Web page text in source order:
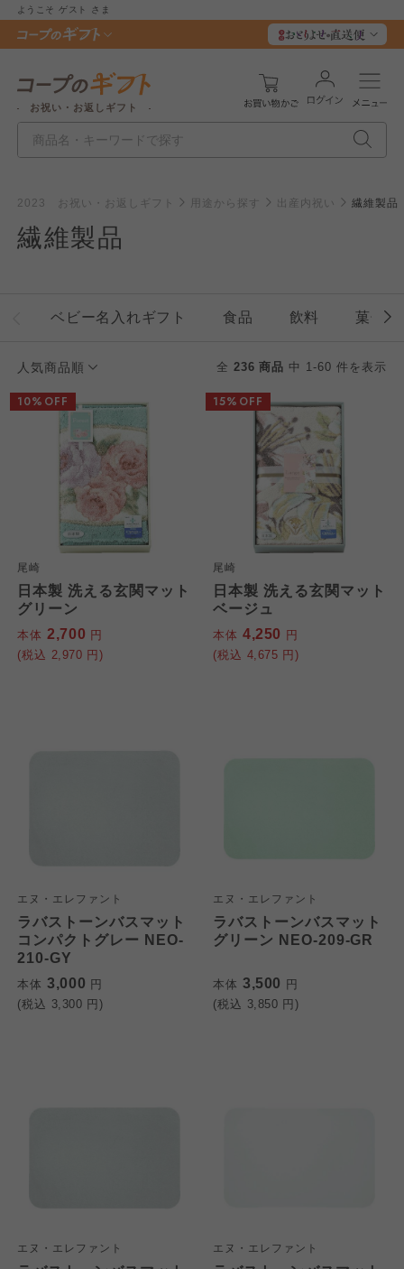
ようこそ ゲスト さま
お祝い・お返しギフト
2023 お祝い・お返しギフト 用途から探す 出産内祝い 繊維製品
繊維製品
ベビー名入れギフト 食品 飲料 菓子
人気商品順 全 236 商品 中 1-60 件を表示
尾崎
日本製 洗える玄関マット
グリーン
本体 2,700 円
(税込 2,970 円)
10%OFF
尾崎
日本製 洗える玄関マット
ベージュ
本体 4,250 円
(税込 4,675 円)
15%OFF
エヌ・エレファント
ラバストーンバスマット
コンパクトグレー NEO-
210-GY
本体 3,000 円
(税込 3,300 円)
エヌ・エレファント
ラバストーンバスマット
グリーン NEO-209-GR
本体 3,500 円
(税込 3,850 円)
エヌ・エレファント エヌ・エレファント